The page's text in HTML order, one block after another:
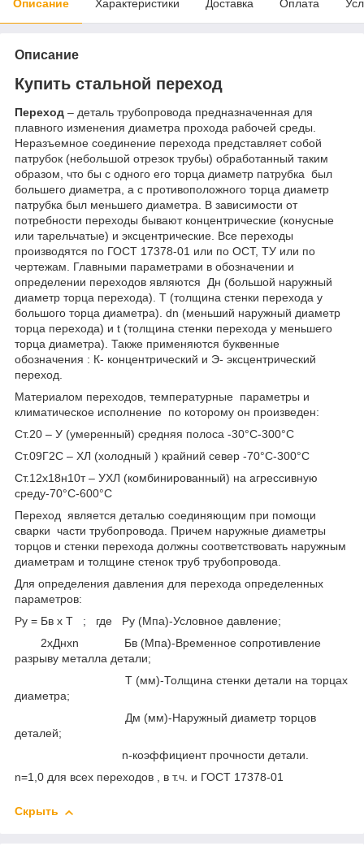
Описание Характеристики Доставка Оплата
Описание
Купить стальной переход
Переход – деталь трубопровода предназначенная для
плавного изменения диаметра прохода рабочей среды.
Неразъемное соединение перехода представляет собой
патрубок (небольшой отрезок трубы) обработанный таким
образом, что бы с одного его торца диаметр патрубка был
большего диаметра, а с противоположного торца диаметр
патрубка был меньшего диаметра. В зависимости от
потребности переходы бывают концентрические (конусные
или тарельчатые) и эксцентрические. Все переходы
производятся по ГОСТ 17378-01 или по ОСТ, ТУ или по
чертежам. Главными параметрами в обозначении и
определении переходов являются Дн (большой наружный
диаметр торца перехода). Т (толщина стенки перехода у
большого торца диаметра). dn (меньший наружный диаметр
торца перехода) и t (толщина стенки перехода у меньшего
торца диаметра). Также применяются буквенные
обозначения : К- концентрический и Э- эксцентрический
переход.
Материалом переходов, температурные параметры и
климатическое исполнение по которому он произведен:
Ст.20 – У (умеренный) средняя полоса -30°С-300°С
Ст.09Г2С – ХЛ (холодный ) крайний север -70°С-300°С
Ст.12x18н10т – УХЛ (комбинированный) на агрессивную
среду-70°С-600°С
Переход является деталью соединяющим при помощи
сварки части трубопровода. Причем наружные диаметры
торцов и стенки перехода должны соответствовать наружным
диаметрам и толщине стенок труб трубопровода.
Для определения давления для перехода определенных
параметров:
Ру = Бв x Т ; где Ру (Мпа)-Условное давление;
2xДнxn Бв (Мпа)-Временное сопротивление
разрыву металла детали;
Т (мм)-Толщина стенки детали на торцах
диаметра;
Дм (мм)-Наружный диаметр торцов
деталей;
n-коэффициент прочности детали.
n=1,0 для всех переходов , в т.ч. и ГОСТ 17378-01
Скрыть